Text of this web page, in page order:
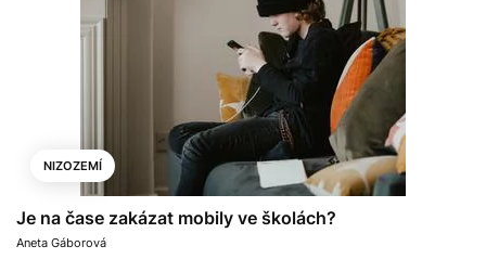
NIZOZEMÍ
Je na čase zakázat mobily ve školách?
Aneta Gáborová